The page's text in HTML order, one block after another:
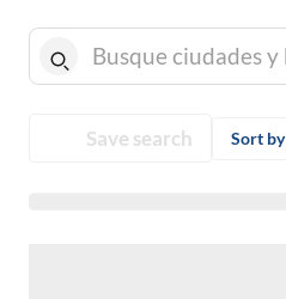
Save search Sort by